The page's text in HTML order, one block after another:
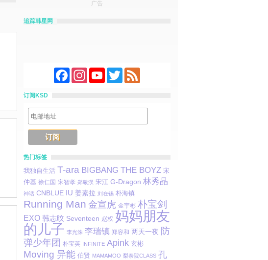
广告
追踪韩星网
FacebookInstagramYouTubeTwitterFeed
订阅KSD
热门标签
我独自生活 T-ara BIGBANG THE BOYZ 宋
仲基 徐仁国 宋智孝 郑敬淏 宋江 G-Dragon 林秀晶
神话 CNBLUE IU 姜素拉 刘在锡 朴海镇
Running Man 金宣虎 金宇彬 朴宝剑
EXO 韩志旼 Seventeen 赵权 妈妈朋友
的儿子 李光洙 李瑞镇 郑容和 两天一夜 防
弹少年团
朴宝英 INFINITE Apink 玄彬
Moving 异能 伯贤 MAMAMOO 梨泰院CLASS 孔